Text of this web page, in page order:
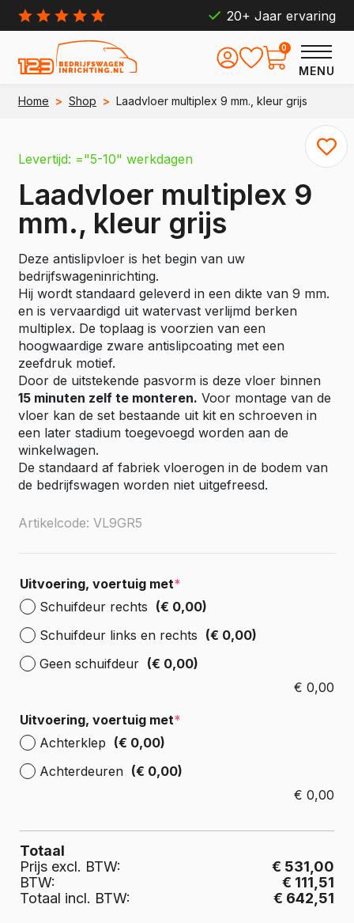
20+ Jaar ervaring
MENU
0
Home > Shop > Laadvloer multiplex 9 mm., kleur grijs
Levertijd: ="5-10" werkdagen
Laadvloer multiplex 9
mm., kleur grijs
Deze antislipvloer is het begin van uw
bedrijfswageninrichting.
Hij wordt standaard geleverd in een dikte van 9 mm.
en is vervaardigd uit watervast verlijmd berken
multiplex. De toplaag is voorzien van een
hoogwaardige zware antislipcoating met een
zeefdruk motief.
Door de uitstekende pasvorm is deze vloer binnen
15 minuten zelf te monteren. Voor montage van de
vloer kan de set bestaande uit kit en schroeven in
een later stadium toegevoegd worden aan de
winkelwagen.
De standaard af fabriek vloerogen in de bodem van
de bedrijfswagen worden niet uitgefreesd.
Artikelcode: VL9GR5
Uitvoering, voertuig met*
Schuifdeur rechts (€ 0,00)
Schuifdeur links en rechts (€ 0,00)
Geen schuifdeur (€ 0,00)
€ 0,00
Uitvoering, voertuig met*
Achterklep (€ 0,00)
Achterdeuren (€ 0,00)
€ 0,00
Totaal
Prijs excl. BTW:
€ 531,00
BTW:
€ 111,51
Totaal incl. BTW:
€ 642,51